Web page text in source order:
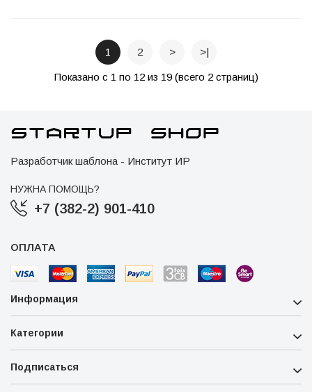
1 2 > >|
Показано с 1 по 12 из 19 (всего 2 страниц)
Разработчик шаблона - Институт ИР
НУЖНА ПОМОЩЬ?
+7 (382-2) 901-410
ОПЛАТА
Информация
Категории
Подписаться